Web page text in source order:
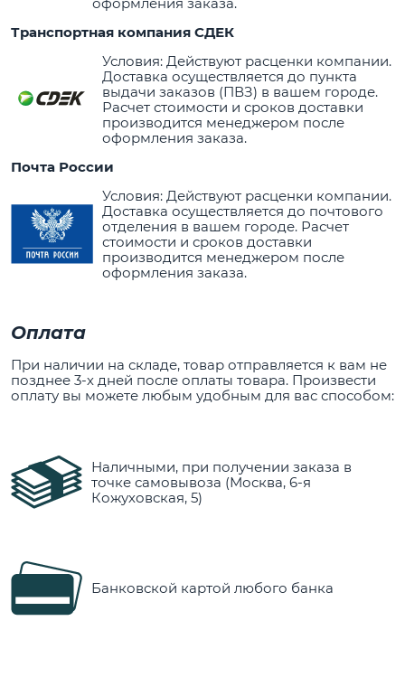
Транспортная компания СДЕК
Условия: Действуют расценки компании.
Доставка осуществляется до пункта
выдачи заказов (ПВЗ) в вашем городе.
Расчет стоимости и сроков доставки
производится менеджером после
оформления заказа.
Почта России
Условия: Действуют расценки компании.
Доставка осуществляется до почтового
отделения в вашем городе. Расчет
стоимости и сроков доставки
производится менеджером после
оформления заказа.
Оплата
При наличии на складе, товар отправляется к вам не
позднее 3-х дней после оплаты товара. Произвести
оплату вы можете любым удобным для вас способом:
Наличными, при получении заказа в
точке самовывоза (Москва, 6-я
Кожуховская, 5)
Банковской картой любого банка